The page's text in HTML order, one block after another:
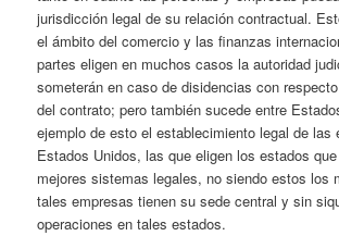
jurisdicción legal de su relación contractual.
el ámbito del comercio y las finanzas
partes eligen en muchos casos la autoridad
someterán en caso de disidencias con
del contrato; pero también sucede entre
ejemplo de esto el establecimiento legal de las
Estados Unidos, las que eligen los estados
mejores sistemas legales, no siendo estos los
tales empresas tienen su sede central y sin
operaciones en tales estados.